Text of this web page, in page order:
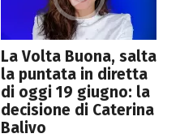
La Volta Buona, salta
la puntata in diretta
di oggi 19 giugno: la
decisione di Caterina
Balivo